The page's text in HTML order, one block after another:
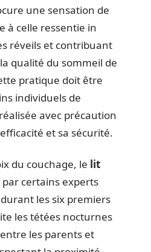
une sensation de
à celle ressentie in
réveils et contribuant
qualité du sommeil de
pratique doit être
individuels de
avec précaution
et sa sécurité.
du couchage, le lit
certains experts
les six premiers
les tétées nocturnes
les parents et